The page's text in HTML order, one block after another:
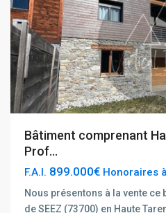
Bâtiment comprenant
Prof...
F.A.I. 899.000€ Honoraires
Nous présentons à la vente ce
de SEEZ (73700) en Haute